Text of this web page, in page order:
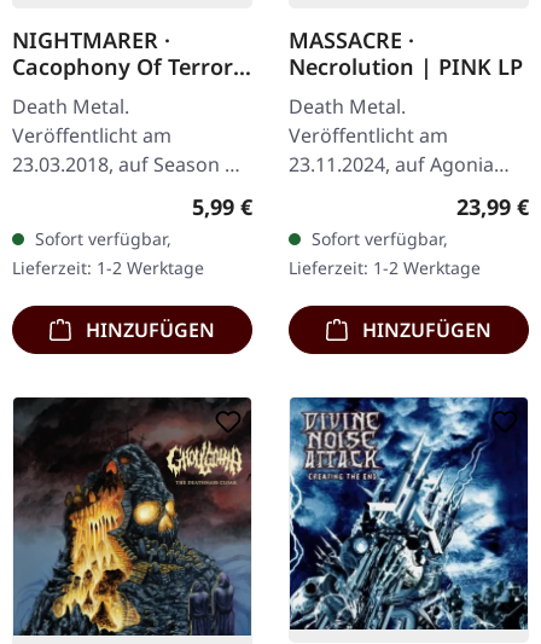
NIGHTMARER ·
Cacophony Of Terror |
DIGIPAK CD
Death Metal.
Veröffentlicht am
23.03.2018, auf Season Of
Erstauflage als CD im
DigiPak. Aus der Asche
von Extreme-Metal-
Größen wie…
Regulärer Preis:
5,99 €
Sofort verfügbar,
Lieferzeit: 1-2 Werktage
HINZUFÜGEN
MASSACRE ·
Necrolution | PINK LP
Death Metal.
Veröffentlicht am
23.11.2024, auf Agonia
Records. "Hot Pink" Vinyl.
Exemplare. "Necrolution"
ist ein retrospektives,…
23,99 €
Sofort verfügbar,
Lieferzeit: 1-2 Werktage
HINZUFÜGEN